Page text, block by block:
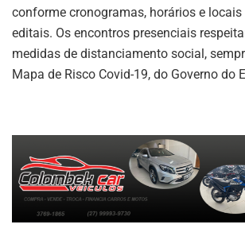
conforme cronogramas, horários e
editais. Os encontros presenciais
medidas de distanciamento social,
Mapa de Risco Covid-19, do Governo do